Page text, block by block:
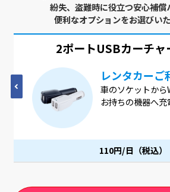
紛失、盗難時に役立つ安心補償
便利なオプションをお選びいた
USBx4ポート
4つの
4つの
ACアダ
110円/